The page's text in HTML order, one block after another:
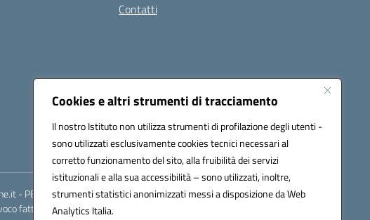
Cookies e altri strumenti di tracciamento
Il nostro Istituto non utilizza strumenti di profilazione degli utenti -
sono utilizzati esclusivamente cookies tecnici necessari al
corretto funzionamento del sito, alla fruibilità dei servizi
istituzionali e alla sua accessibilità – sono utilizzati, inoltre,
strumenti statistici anonimizzati messi a disposizione da Web
Analytics Italia.
Contatti
- PEC: ceic8al005@pec.istruzione.it
fatturazione elettronica (CUF): UF7XAK